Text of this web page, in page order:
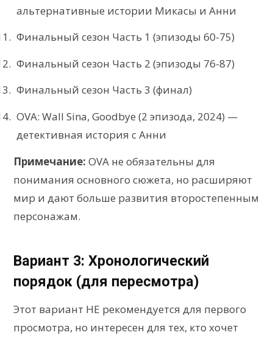
альтернативные истории Микасы и Анни
Финальный сезон Часть 1 (эпизоды 60-75)
Финальный сезон Часть 2 (эпизоды 76-87)
Финальный сезон Часть 3 (финал)
OVA: Wall Sina, Goodbye (2 эпизода, 2024) —
детективная история с Анни
Примечание: OVA не обязательны для
понимания основного сюжета, но расширяют
мир и дают больше развития второстепенным
персонажам.
Вариант 3: Хронологический
порядок (для пересмотра)
Этот вариант НЕ рекомендуется для первого
просмотра, но интересен для тех, кто хочет